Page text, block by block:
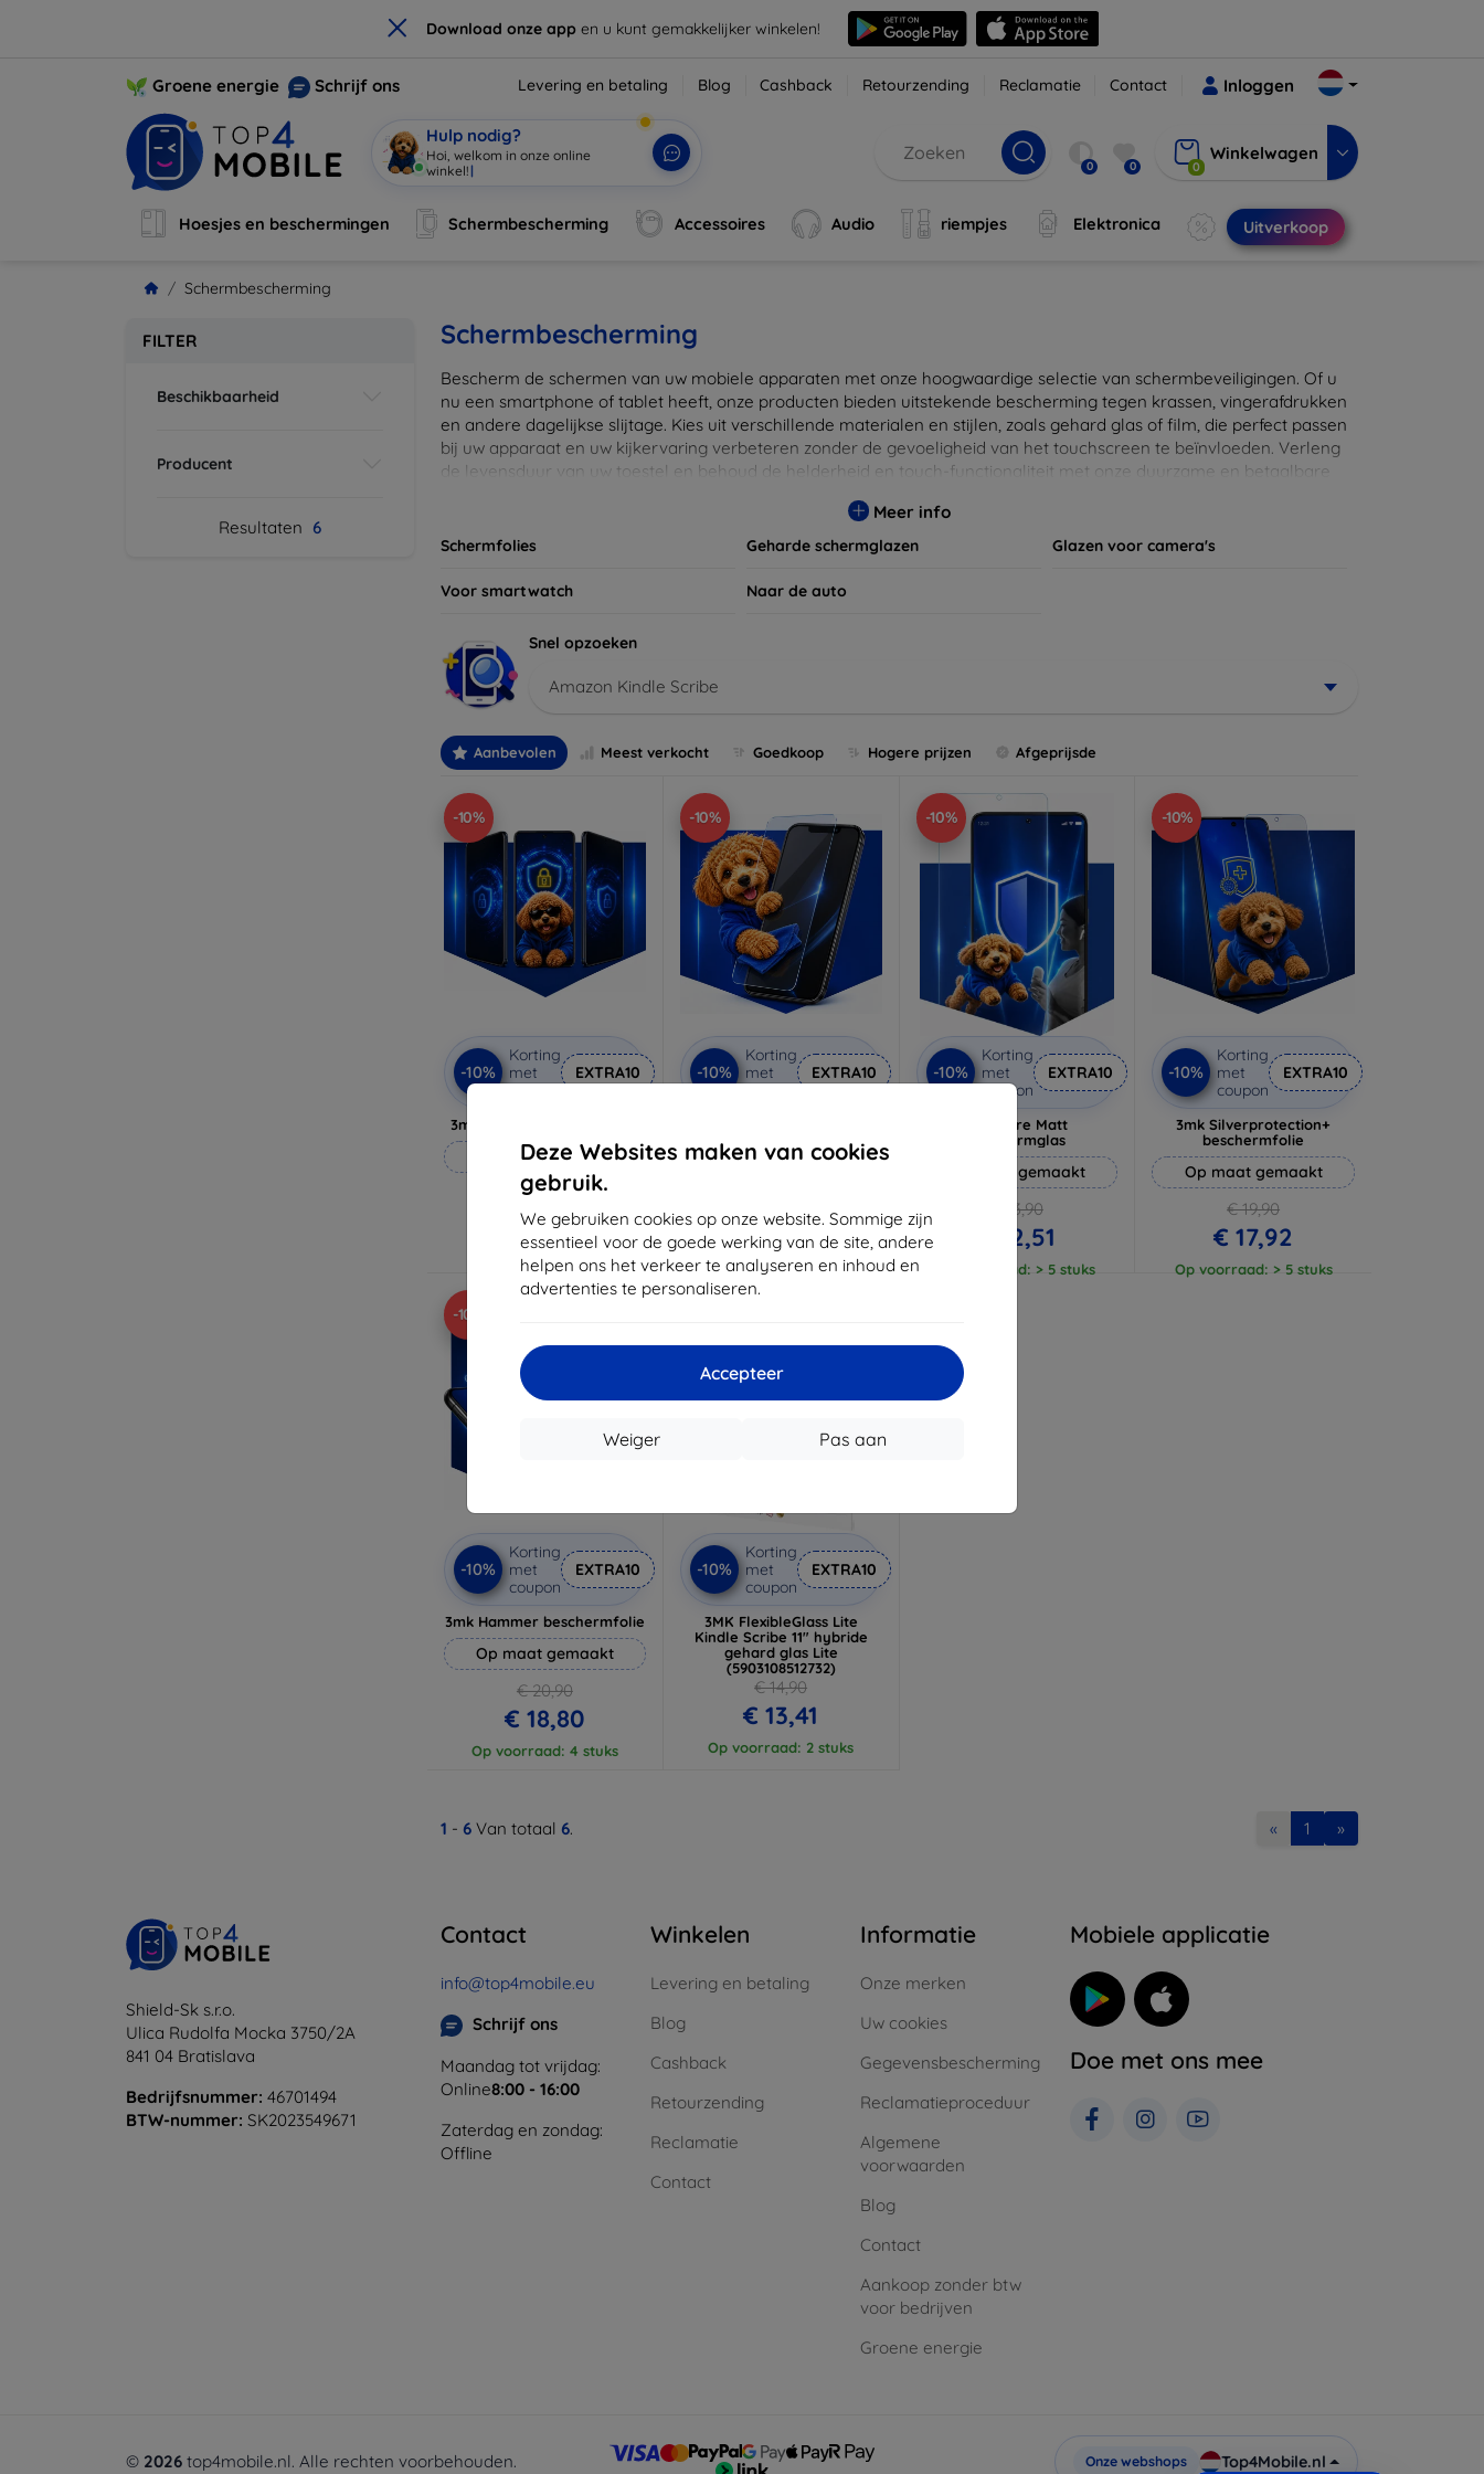
× Download onze app en u kunt gemakkelijker winkelen!
Deze Websites maken van cookies
gebruik.
We gebruiken cookies op onze website. Sommige zijn
essentieel voor de goede werking van de site, andere
helpen ons het verkeer te analyseren en inhoud en
advertenties te personaliseren.
Accepteer
Pas aan
Weiger
Groene energie Schrijf ons Levering en betaling Blog Cashback Retourzending Reclamatie Contact Inloggen
Hulp nodig?
Hoi, welkom in onze online
winkel!| 0 0 0
Winkelwagen
Hoesjes en beschermingen Schermbescherming Accessoires Audio riempjes Elektronica Uitverkoop
Schermbescherming
FILTER
Beschikbaarheid
Producent
Resultaten 6
Schermbescherming
Bescherm de schermen van uw mobiele apparaten met onze hoogwaardige selectie van schermbeveiligingen. Of u
nu een smartphone of tablet heeft, onze producten bieden uitstekende bescherming tegen krassen, vingerafdrukken
en andere dagelijkse slijtage. Kies uit verschillende materialen en stijlen, zoals gehard glas of film, die perfect passen
bij uw apparaat en uw kijkervaring verbeteren zonder de gevoeligheid van het touchscreen te beïnvloeden. Verleng
de levensduur van uw toestel en behoud de helderheid en touch-functionaliteit met onze duurzame en betaalbare
Meer info
Schermfolies Geharde schermglazen Glazen voor camera's
Voor smartwatch Naar de auto
Snel opzoeken
Amazon Kindle Scribe
Aanbevolen Meest verkocht Goedkoop Hogere prijzen Afgeprijsde
-10%
-10%
Korting
met
coupon
EXTRA10
3mk Privacy beschermglas
Op maat gemaakt
€ 21,90
€ 19,71
Op voorraad: 3 stuks
-10%
-10%
Korting
met
coupon
EXTRA10
€ 17,90
€ 16,11
Op voorraad: > 5 stuks
-10%
-10%
Korting
met
coupon
EXTRA10
3mk Pure Matt
beschermglas
Op maat gemaakt
€ 13,90
€ 12,51
Op voorraad: > 5 stuks
-10%
-10%
Korting
met
coupon
EXTRA10
3mk Silverprotection+
beschermfolie
Op maat gemaakt
€ 19,90
€ 17,92
Op voorraad: > 5 stuks
-10%
-10%
Korting
met
coupon
EXTRA10
3mk Hammer beschermfolie
Op maat gemaakt
€ 20,90
€ 18,80
Op voorraad: 4 stuks
-10%
Korting
met
coupon
EXTRA10
3MK FlexibleGlass Lite
Kindle Scribe 11" hybride
gehard glas Lite
(5903108512732)
€ 14,90
€ 13,41
Op voorraad: 2 stuks
1 - 6 Van totaal 6. « 1 »
Shield-Sk s.r.o.
Ulica Rudolfa Mocka 3750/2A
841 04 Bratislava
Bedrijfsnummer: 46701494
BTW-nummer: SK2023549671
Contact
info@top4mobile.eu
Schrijf ons
Maandag tot vrijdag:
Online8:00 - 16:00
Zaterdag en zondag:
Offline
Winkelen
Levering en betaling
Blog
Cashback
Retourzending
Reclamatie
Contact
Informatie
Onze merken
Uw cookies
Gegevensbescherming
Reclamatieproceduur
Algemene
voorwaarden
Blog
Contact
Aankoop zonder btw
voor bedrijven
Groene energie
Mobiele applicatie
Doe met ons mee
© 2026 top4mobile.nl. Alle rechten voorbehouden. Onze webshops Top4Mobile.nl